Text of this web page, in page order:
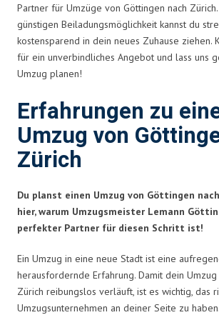
Partner für Umzüge von Göttingen nach
günstigen Beiladungsmöglichkeit kannst du
kostensparend in dein neues Zuhause ziehen.
für ein unverbindliches Angebot und lass uns
Umzug planen!
Erfahrungen zu
Umzug von
Zürich
Du planst einen Umzug von Göttingen
hier, warum Umzugsmeister Lemann
perfekter Partner für diesen Schritt ist!
Ein Umzug in eine neue Stadt ist eine
herausfordernde Erfahrung. Damit dein
Zürich reibungslos verläuft, ist es wichtig, das
Umzugsunternehmen an deiner Seite zu